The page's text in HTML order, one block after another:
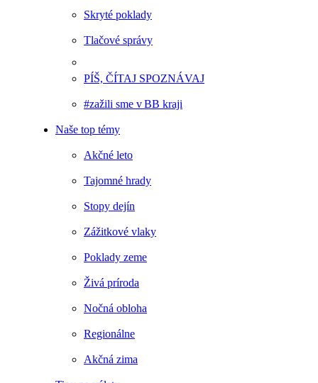
Skryté poklady
Tlačové správy
PÍŠ, ČÍTAJ SPOZNÁVAJ
#zažili sme v BB kraji
Naše top témy
Akčné leto
Tajomné hrady
Stopy dejín
Zážitkové vlaky
Poklady zeme
Živá príroda
Nočná obloha
Regionálne
Akčná zima